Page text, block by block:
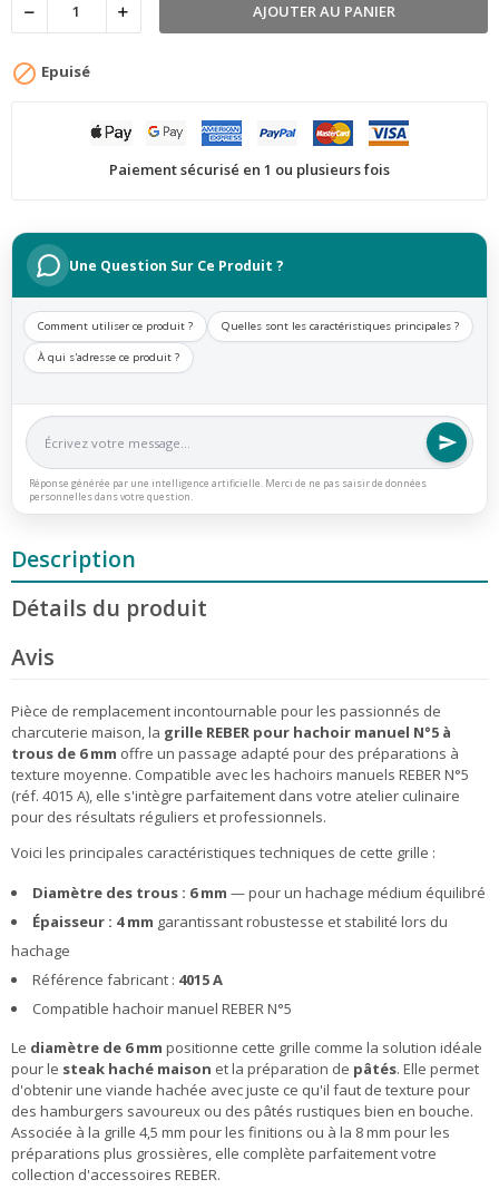
AJOUTER AU PANIER
 Epuisé
Paiement sécurisé en 1 ou plusieurs fois
Une Question Sur Ce Produit ?
Comment utiliser ce produit ? Quelles sont les caractéristiques principales ?
À qui s'adresse ce produit ?
Réponse générée par une intelligence artificielle. Merci de ne pas saisir de données
personnelles dans votre question.
Description
Détails du produit
Avis
Pièce de remplacement incontournable pour les passionnés de
charcuterie maison, la grille REBER pour hachoir manuel N°5 à
trous de 6 mm offre un passage adapté pour des préparations à
texture moyenne. Compatible avec les hachoirs manuels REBER N°5
(réf. 4015 A), elle s'intègre parfaitement dans votre atelier culinaire
pour des résultats réguliers et professionnels.
Voici les principales caractéristiques techniques de cette grille :
Diamètre des trous : 6 mm — pour un hachage médium équilibré
Épaisseur : 4 mm garantissant robustesse et stabilité lors du
hachage
Référence fabricant : 4015 A
Compatible hachoir manuel REBER N°5
Le diamètre de 6 mm positionne cette grille comme la solution idéale
pour le steak haché maison et la préparation de pâtés. Elle permet
d'obtenir une viande hachée avec juste ce qu'il faut de texture pour
des hamburgers savoureux ou des pâtés rustiques bien en bouche.
Associée à la grille 4,5 mm pour les finitions ou à la 8 mm pour les
préparations plus grossières, elle complète parfaitement votre
collection d'accessoires REBER.